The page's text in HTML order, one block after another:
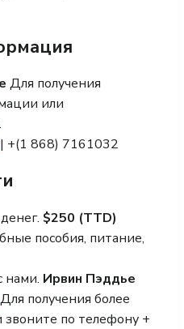
Для получения
или
| +(1 868) 7161032
$250 (TTD)
пособия, питание,
нами. Ирвин Пэддье
Для получения более
по телефону +